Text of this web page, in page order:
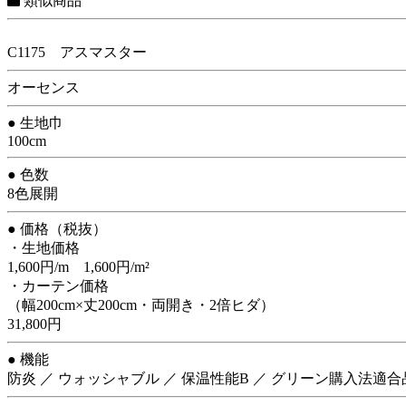
C1175 アスマスター
オーセンス
● 生地巾
100cm
● 色数
8色展開
● 価格（税抜）
・生地価格
1,600円/m 1,600円/m²
・カーテン価格
（幅200cm×丈200cm・両開き・2倍ヒダ）
31,800円
● 機能
防炎 ／ ウォッシャブル ／ 保温性能B ／ グリーン購入法適合